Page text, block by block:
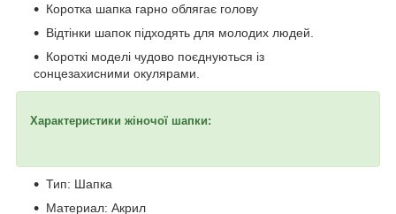
Коротка шапка гарно облягає голову
Відтінки шапок підходять для молодих людей.
Короткі моделі чудово поєднуються із
сонцезахисними окулярами.
Характеристики жіночої шапки:
Тип: Шапка
Материал: Акрил